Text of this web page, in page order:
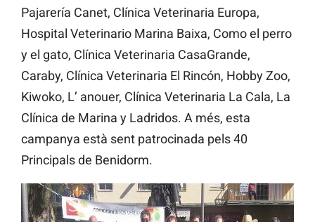
Pajarería Canet, Clínica Veterinaria Europa,
Hospital Veterinario Marina Baixa, Como el perro
y el gato, Clínica Veterinaria CasaGrande,
Caraby, Clínica Veterinaria El Rincón, Hobby Zoo,
Kiwoko, L’ anouer, Clínica Veterinaria La Cala, La
Clínica de Marina y Ladridos. A més, esta
campanya està sent patrocinada pels 40
Principals de Benidorm.